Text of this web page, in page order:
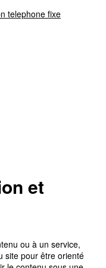
telephone fixe
et
ou à un service,
site pour être orienté